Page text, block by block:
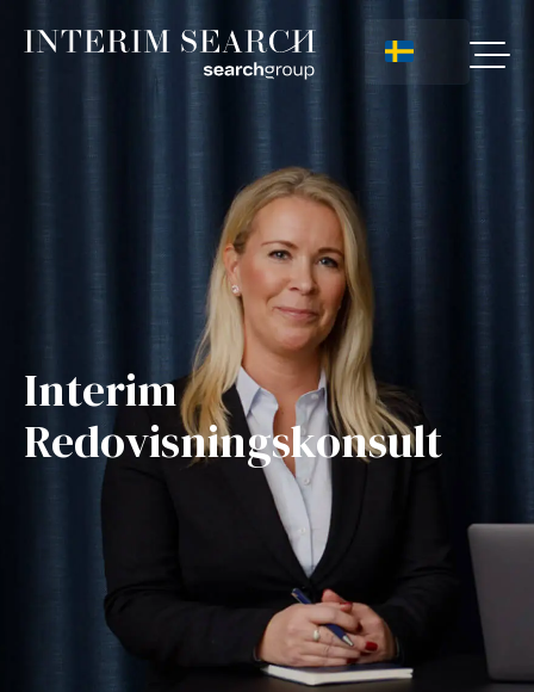
Interim
Redovisningskonsult